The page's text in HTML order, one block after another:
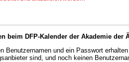
beim DFP-Kalender der Akademie der
Benutzernamen und ein Passwort
sind, und noch keinen